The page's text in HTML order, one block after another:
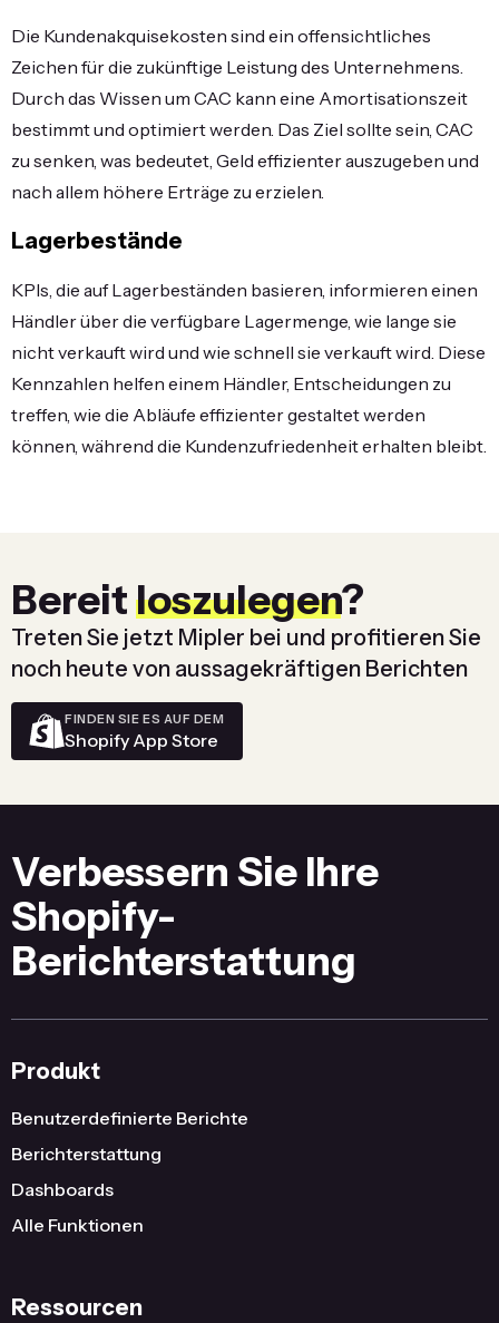
Die Kundenakquisekosten sind ein offensichtliches
Zeichen für die zukünftige Leistung des Unternehmens.
Durch das Wissen um CAC kann eine Amortisationszeit
bestimmt und optimiert werden. Das Ziel sollte sein, CAC
zu senken, was bedeutet, Geld effizienter auszugeben und
nach allem höhere Erträge zu erzielen.
Lagerbestände
KPIs, die auf Lagerbeständen basieren, informieren einen
Händler über die verfügbare Lagermenge, wie lange sie
nicht verkauft wird und wie schnell sie verkauft wird. Diese
Kennzahlen helfen einem Händler, Entscheidungen zu
treffen, wie die Abläufe effizienter gestaltet werden
können, während die Kundenzufriedenheit erhalten bleibt.
Bereitloszulegen?
Treten Sie jetzt Mipler bei und profitieren Sie
noch heute von aussagekräftigen Berichten
FINDEN SIE ES AUF DEM
Shopify App Store
Verbessern Sie Ihre
Shopify-
Berichterstattung
Produkt
Benutzerdefinierte Berichte
Berichterstattung
Dashboards
Alle Funktionen
Ressourcen